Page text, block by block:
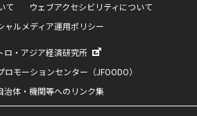
て
ウェブアクセシビリティについて
ャルメディア運用ポリシー
ロ・アジア経済研究所
モーションセンター（JFOODO）
治体・機関等へのリンク集